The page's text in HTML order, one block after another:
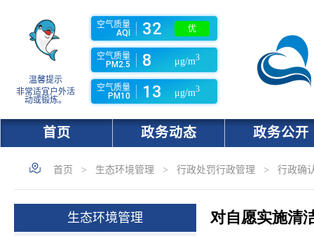
温馨提示
非常适宜户外活
动或锻炼。
空气质量
AQI
32 优
空气质量
PM2.5
8 μg/m3
空气质量
PM10
13 μg/m3
首页 政务动态 政务公开
首页 > 生态环境管理 > 行政处罚行政管理 > 行政确
生态环境管理